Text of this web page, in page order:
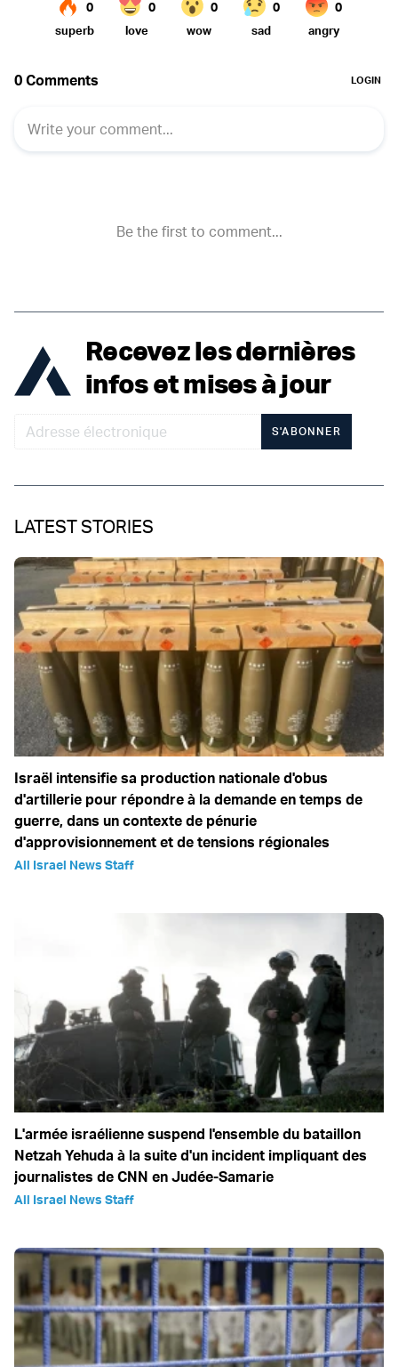
Recevez les dernières
infos et mises à jour
S'ABONNER
LATEST STORIES
Israël intensifie sa production nationale d'obus
d'artillerie pour répondre à la demande en temps de
guerre, dans un contexte de pénurie
d'approvisionnement et de tensions régionales
All Israel News Staff
L'armée israélienne suspend l'ensemble du bataillon
Netzah Yehuda à la suite d'un incident impliquant des
journalistes de CNN en Judée-Samarie
All Israel News Staff